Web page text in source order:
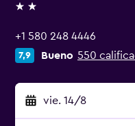
2 estrellas
+1 580 248 4446
7,9 Bueno 550
vie. 14/8